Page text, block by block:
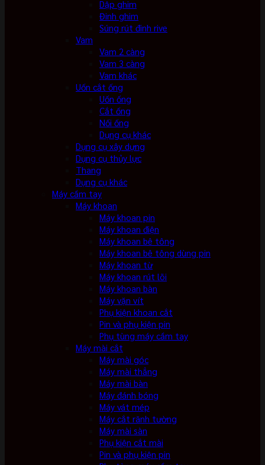
Dập ghim
Đinh ghim
Súng rút đinh rive
Vam
Vam 2 càng
Vam 3 càng
Vam khác
Uốn cắt ống
Uốn ống
Cắt ống
Nối ống
Dụng cụ khác
Dụng cụ xây dựng
Dụng cụ thủy lực
Thang
Dụng cụ khác
Máy cầm tay
Máy khoan
Máy khoan pin
Máy khoan điện
Máy khoan bê tông
Máy khoan bê tông dùng pin
Máy khoan từ
Máy khoan rút lõi
Máy khoan bàn
Máy vặn vít
Phụ kiện khoan cắt
Pin và phụ kiện pin
Phụ tùng máy cầm tay
Máy mài cắt
Máy mài góc
Máy mài thẳng
Máy mài bàn
Máy đánh bóng
Máy vát mép
Máy cắt rãnh tường
Máy mài sàn
Phụ kiện cắt mài
Pin và phụ kiện pin